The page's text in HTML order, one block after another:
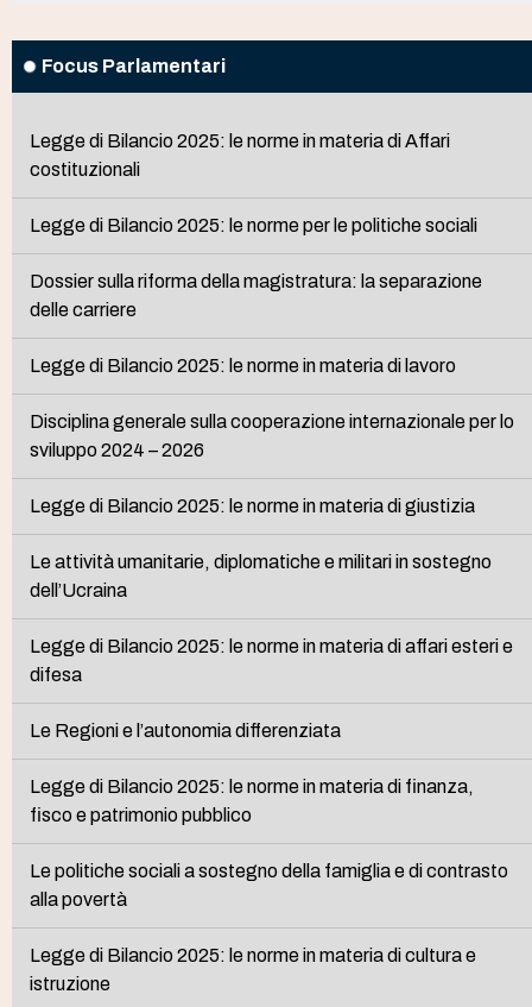
Focus Parlamentari
Legge di Bilancio 2025: le norme in materia di Affari
costituzionali
Legge di Bilancio 2025: le norme per le politiche sociali
Dossier sulla riforma della magistratura: la separazione
delle carriere
Legge di Bilancio 2025: le norme in materia di lavoro
Disciplina generale sulla cooperazione internazionale per lo
sviluppo 2024 – 2026
Legge di Bilancio 2025: le norme in materia di giustizia
Le attività umanitarie, diplomatiche e militari in sostegno
dell’Ucraina
Legge di Bilancio 2025: le norme in materia di affari esteri e
difesa
Le Regioni e l’autonomia differenziata
Legge di Bilancio 2025: le norme in materia di finanza,
fisco e patrimonio pubblico
Le politiche sociali a sostegno della famiglia e di contrasto
alla povertà
Legge di Bilancio 2025: le norme in materia di cultura e
istruzione